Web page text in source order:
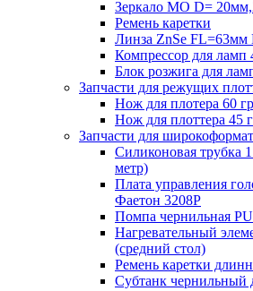
Зеркало MO D=
Ремень каретки
Линза ZnSe FL=63мм
Компрессор для ламп
Блок розжига для
Запчасти для режущих
Нож для плотера 60
Нож для плоттера 45
Запчасти для
Силиконовая трубка
метр)
Плата управления
Фаетон 3208Р
Помпа чернильная
Нагревательный
(средний стол)
Ремень каретки
Субтанк чернильный